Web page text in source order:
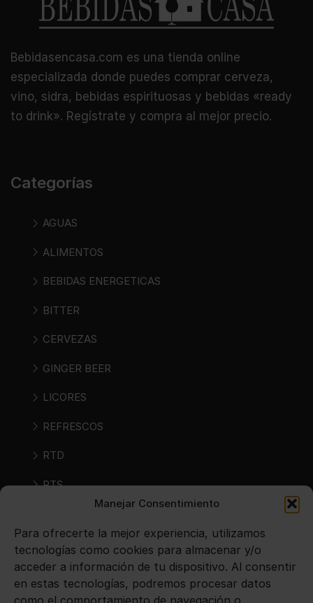
Manejar Consentimiento
Para ofrecerte la mejor experiencia, utilizamos
tecnologías como cookies para almacenar y/o
acceder a información de tu dispositivo. Al consentir
en estas tecnologías, podremos procesar datos
Bebidasencasa.com es una tienda online
especializada donde puedes comprar cerveza,
vino, sidra, bebidas espirituosas y bebidas «ready
to drink». Regístrate y compra al mejor precio.
Categorías
AGUAS
ALIMENTOS
BEBIDAS ENERGETICAS
BITTER
CERVEZAS
GINGER BEER
LICORES
REFRESCOS
RTD
RTS
VINOS